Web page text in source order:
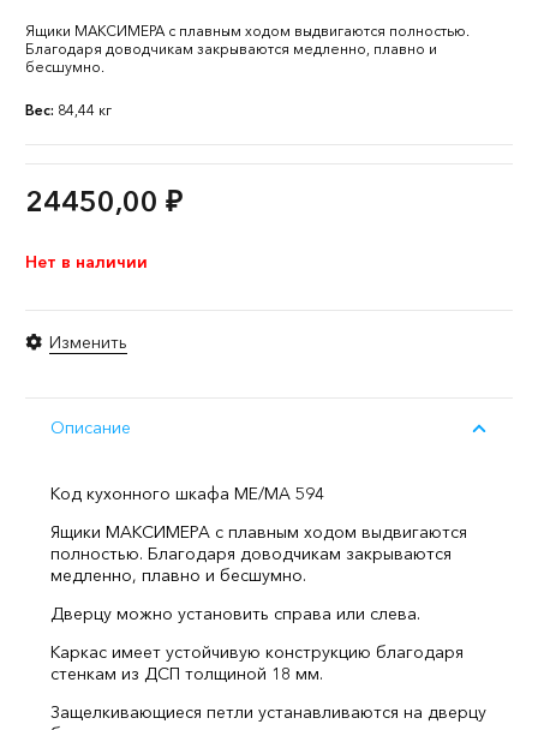
Ящики МАКСИМЕРА с плавным ходом выдвигаются полностью.
Благодаря доводчикам закрываются медленно, плавно и
бесшумно.
Вес: 84,44 кг
24450,00 ₽
Нет в наличии
Изменить
Описание
Код кухонного шкафа ME/MA 594
Ящики МАКСИМЕРА с плавным ходом выдвигаются
полностью. Благодаря доводчикам закрываются
медленно, плавно и бесшумно.
Дверцу можно установить справа или слева.
Каркас имеет устойчивую конструкцию благодаря
стенкам из ДСП толщиной 18 мм.
Защелкивающиеся петли устанавливаются на дверцу